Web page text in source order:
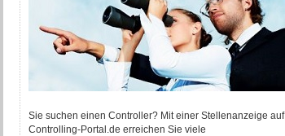
Sie suchen einen Controller? Mit einer Stellenanzeige auf
Controlling-Portal.de erreichen Sie viele